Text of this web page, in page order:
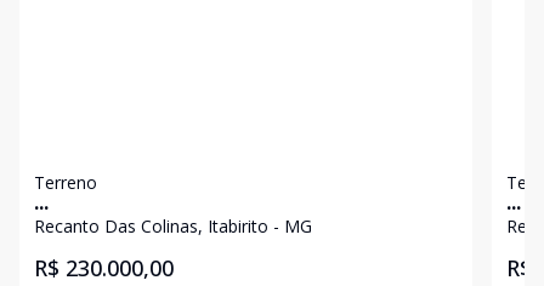
Terreno
...
Recanto Das Colinas, Itabirito - MG
R$ 230.000,00
...
R$